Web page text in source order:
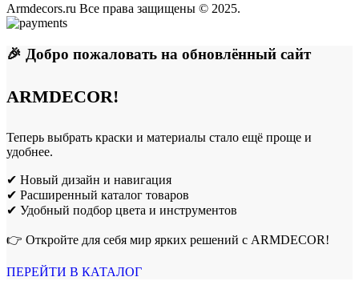
Armdecors.ru Все права защищены © 2025. ​
🎉 Добро пожаловать на обновлённый сайт
ARMDECOR!
Теперь выбрать краски и материалы стало ещё проще и
удобнее.
✔ Новый дизайн и навигация
✔ Расширенный каталог товаров
✔ Удобный подбор цвета и инструментов
👉 Откройте для себя мир ярких решений с ARMDECOR!
ПЕРЕЙТИ В КАТАЛОГ